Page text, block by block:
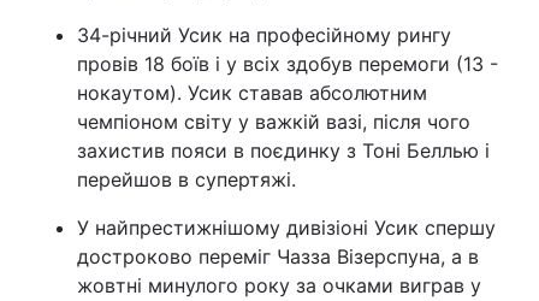
34-річний Усик на професійному рингу
провів 18 боїв і у всіх здобув перемоги (13 -
нокаутом). Усик ставав абсолютним
чемпіоном світу у важкій вазі, після чого
захистив пояси в поєдинку з Тоні Беллью і
перейшов в супертяжі.
У найпрестижнішому дивізіоні Усик спершу
достроково переміг Чазза Візерспуна, а в
жовтні минулого року за очками виграв у